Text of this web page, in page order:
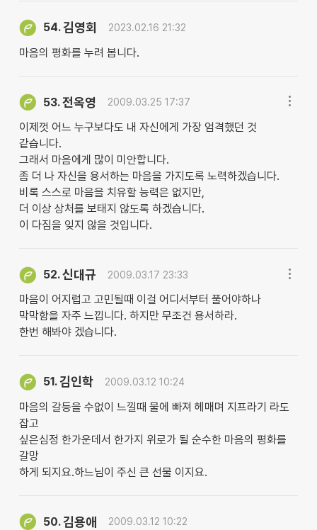
54.김영회 2023.02.16 21:32
마음의 평화를 누려 봅니다.
53.전옥영 2009.03.25 17:37
이제껏 어느 누구보다도 내 자신에게 가장 엄격했던 것
같습니다.
그래서 마음에게 많이 미안합니다.
좀 더 나 자신을 용서하는 마음을 가지도록 노력하겠습니다.
비록 스스로 마음을 치유할 능력은 없지만,
더 이상 상처를 보태지 않도록 하겠습니다.
이 다짐을 잊지 않을 것입니다.
52.신대규 2009.03.17 23:33
마음이 어지럽고 고민될때 이걸 어디서부터 풀어야하나
막막함을 자주 느낍니다. 하지만 무조건 용서하라.
한번 해봐야 겠습니다.
51.김인학 2009.03.12 10:24
마음의 갈등을 수없이 느낄때 물에 빠져 헤매며 지프라기 라도
잡고
싶은심정 한가운데서 한가지 위로가 될 순수한 마음의 평화를
갈망
하게 되지요.하느님이 주신 큰 선물 이지요.
50.김용애 2009.03.12 10:22